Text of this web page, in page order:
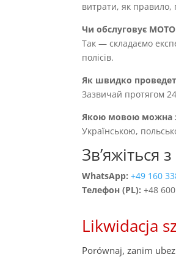
витрати, як правило,
Чи обслуговує
Так — складаємо
полісів.
Як швидко
Зазвичай протягом
Якою мовою можна
Українською,
Звʼяжіться
WhatsApp: +49 160
Телефон (PL): +48
Likwidacja
Porównaj, zanim